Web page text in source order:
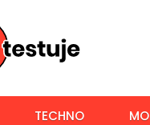
TECHNO